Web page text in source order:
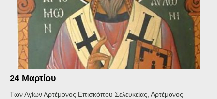
24 Μαρτίου
Των Αγίων Αρτέμονος Επισκόπου Σελευκείας, Αρτέμονος